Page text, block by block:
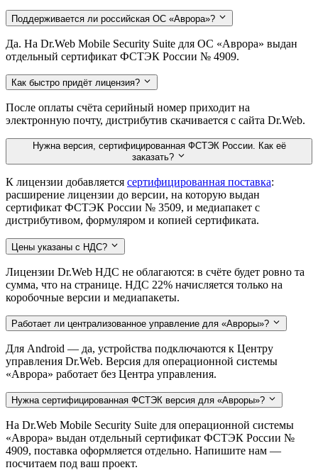
Поддерживается ли российская ОС «Аврора»?
Да. На Dr.Web Mobile Security Suite для ОС «Аврора» выдан
отдельный сертификат ФСТЭК России № 4909.
Как быстро придёт лицензия?
После оплаты счёта серийный номер приходит на
электронную почту, дистрибутив скачивается с сайта Dr.Web.
Нужна версия, сертифицированная ФСТЭК России. Как её
заказать?
К лицензии добавляется сертифицированная поставка:
расширение лицензии до версии, на которую выдан
сертификат ФСТЭК России № 3509, и медиапакет с
дистрибутивом, формуляром и копией сертификата.
Цены указаны с НДС?
Лицензии Dr.Web НДС не облагаются: в счёте будет ровно та
сумма, что на странице. НДС 22% начисляется только на
коробочные версии и медиапакеты.
Работает ли централизованное управление для «Авроры»?
Для Android — да, устройства подключаются к Центру
управления Dr.Web. Версия для операционной системы
«Аврора» работает без Центра управления.
Нужна сертифицированная ФСТЭК версия для «Авроры»?
На Dr.Web Mobile Security Suite для операционной системы
«Аврора» выдан отдельный сертификат ФСТЭК России №
4909, поставка оформляется отдельно. Напишите нам —
посчитаем под ваш проект.